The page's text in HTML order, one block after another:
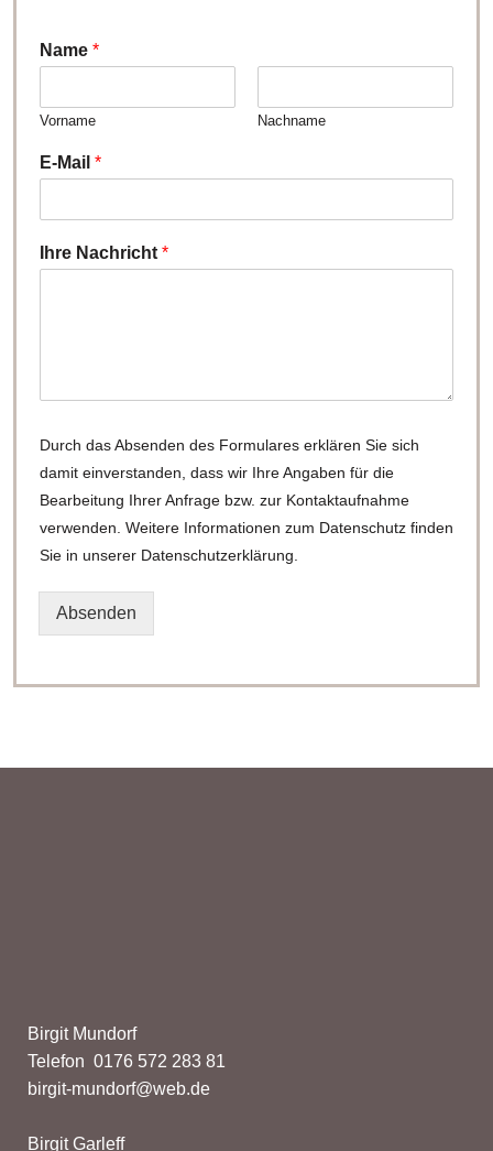
Name *
Vorname Nachname
E-Mail *
Ihre Nachricht *
i
n
w
s
Durch das Absenden des Formulares erklären Sie sich
damit einverstanden, dass wir Ihre Angaben für die
Bearbeitung Ihrer Anfrage bzw. zur Kontaktaufnahme
verwenden. Weitere Informationen zum Datenschutz finden
Sie in unserer Datenschutzerklärung
Absenden
Birgit Mundorf
Telefon 0176 572 283 81
birgit-mundorf@web.de
Birgit Garleff